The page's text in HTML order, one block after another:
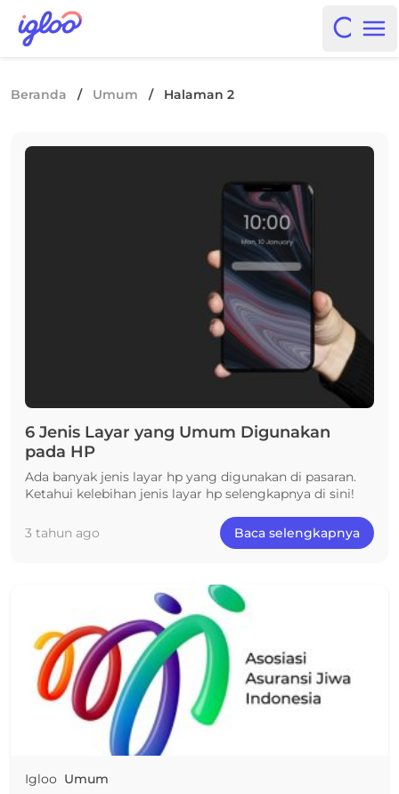
Skip to content
Igloo Blog
Open
Beranda / Umum / Halaman 2
6 Jenis Layar yang Umum Digunakan
pada HP
Ada banyak jenis layar hp yang digunakan di pasaran.
Ketahui kelebihan jenis layar hp selengkapnya di sini!
3 tahun ago Baca selengkapnya
Igloo Umum